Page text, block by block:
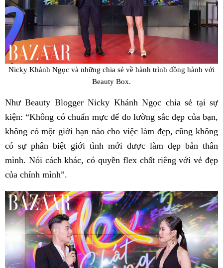
Nicky Khánh Ngọc và những chia sẻ về hành trình đồng hành với
Beauty Box.
Như Beauty Blogger Nicky Khánh Ngọc chia sẻ tại sự
kiện: “Không có chuẩn mực để đo lường sắc đẹp của bạn,
không có một giới hạn nào cho việc làm đẹp, cũng không
có sự phân biệt giới tình mới được làm đẹp bản thân
mình. Nói cách khác, có quyền flex chất riêng với vẻ đẹp
của chính mình”.